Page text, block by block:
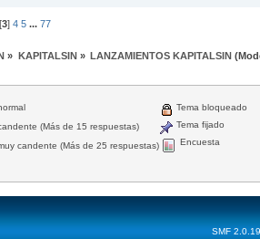
[3]4 5 ...77
» KAPITALSIN» LANZAMIENTOS KAPITALSIN
(Más de 15 respuestas)
candente (Más de 25 respuestas)
Tema bloqueado
Tema fijado
Encuesta
SMF 2.0.19